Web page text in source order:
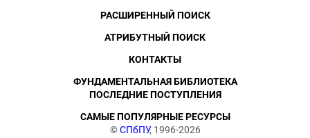
©СПбПУ, 1996-2026
РАСШИРЕННЫЙ ПОИСК
АТРИБУТНЫЙ ПОИСК
КОНТАКТЫ
ФУНДАМЕНТАЛЬНАЯ БИБЛИОТЕКА
ПОСЛЕДНИЕ ПОСТУПЛЕНИЯ
САМЫЕ ПОПУЛЯРНЫЕ РЕСУРСЫ